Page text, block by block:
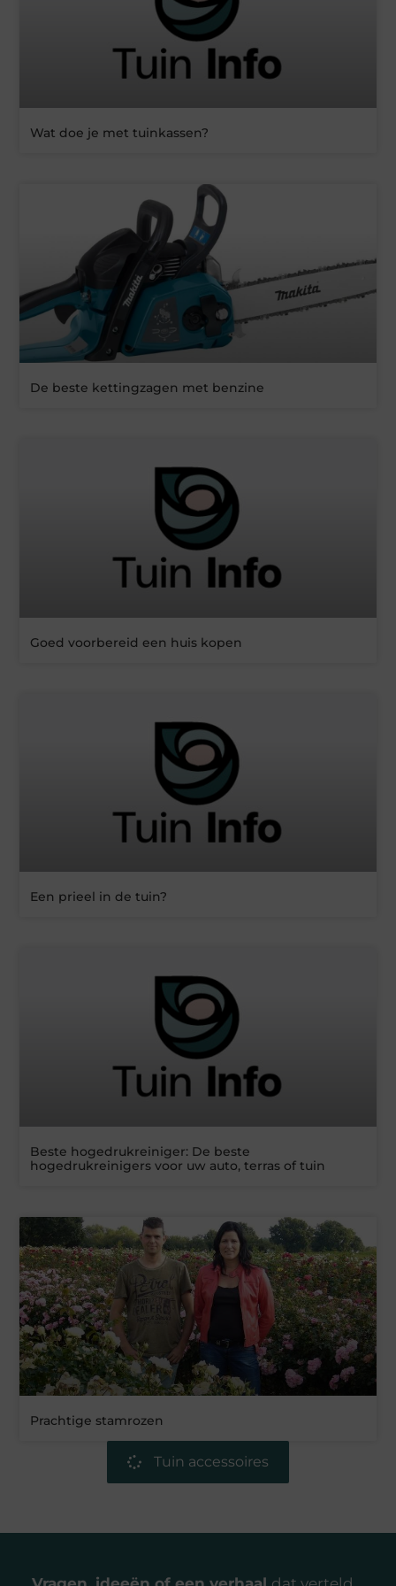
Wat doe je met tuinkassen?
De beste kettingzagen met benzine
Goed voorbereid een huis kopen
Een prieel in de tuin?
Beste hogedrukreiniger: De beste
hogedrukreinigers voor uw auto, terras of tuin
Prachtige stamrozen
Tuin accessoires